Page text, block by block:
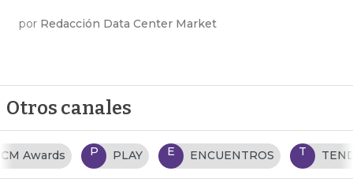
por Redacción Data Center Market
Otros canales
P PLAY E ENCUENTROS T TENDENCIAS TI